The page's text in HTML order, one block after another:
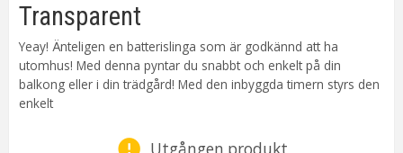
Transparent
Yeay! Änteligen en batterislinga som är godkännd att ha
utomhus! Med denna pyntar du snabbt och enkelt på din
balkong eller i din trädgård! Med den inbyggda timern styrs den
enkelt
Utgången produkt